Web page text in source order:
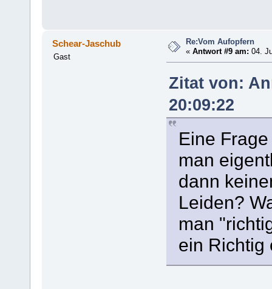
Schear-Jaschub
Gast
Re:Vom Aufopfern
«Antwort #9 am: 04.
Zitat von:
20:09:22
Eine
man
dann
Leiden?
man
ein Richtig